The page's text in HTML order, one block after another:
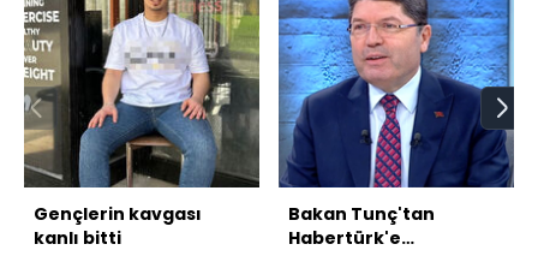
Gençlerin kavgası
kanlı bitti
Bakan Tunç'tan
Habertürk'e